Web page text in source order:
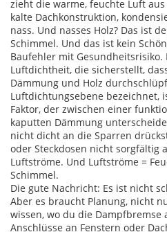
zieht die warme, feuchte Luft
kalte Dachkonstruktion,
nass. Und nasses Holz? Das ist
Schimmel. Und das ist kein
Baufehler mit Gesundheitsrisiko.
Luftdichtheit, die sicherstellt,
Dämmung und Holz
Luftdichtungsebene bezeichnet,
Faktor, der zwischen einer
kaputten Dämmung
nicht dicht an die Sparren
oder Steckdosen nicht sorgfältig
Luftströme. Und Luftströme =
Schimmel.
Die gute Nachricht: Es ist nicht
Aber es braucht Planung, nicht
wissen, wo du die Dampfbremse
Anschlüsse an Fenstern oder